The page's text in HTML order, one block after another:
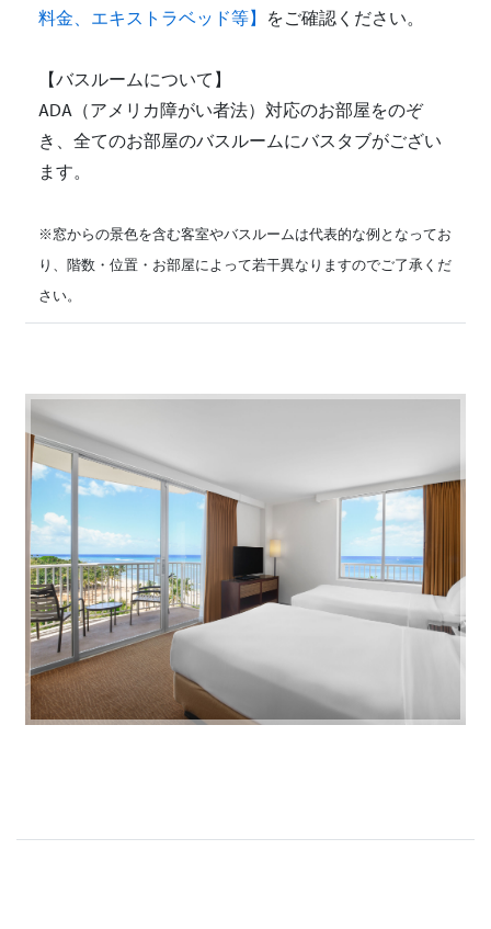
料金、エキストラベッド等】 をご確認ください。
【バスルームについて】
ADA（アメリカ障がい者法）対応のお部屋をのぞ
き、全てのお部屋のバスルームにバスタブがござい
ます。
※窓からの景色を含む客室やバスルームは代表的な例となってお
り、階数・位置・お部屋によって若干異なりますのでご了承くだ
さい。